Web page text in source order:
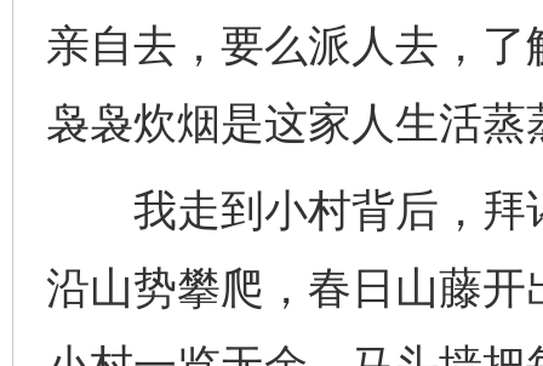
亲自去，要么派人去，
袅袅炊烟是这家人生活
我走到小村背后，拜
沿山势攀爬，春日山藤